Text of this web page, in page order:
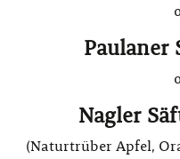
Paulaner
Nagler
(Naturtrüber Apfel,